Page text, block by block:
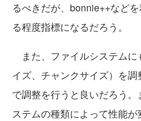
るべきだが、bonnie++など
る程度指標になるだろう。
また、ファイルシステムに
イズ、チャンクサイズ）を
で調整を行うと良いだろう
ステムの種類によって性能